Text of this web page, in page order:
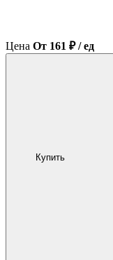
Цена От 161 ₽ / ед
Купить